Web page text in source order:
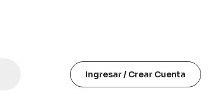
Ingresar / Crear Cuenta